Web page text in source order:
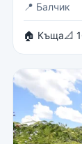
📍 Балчик
🏠 Къща📐